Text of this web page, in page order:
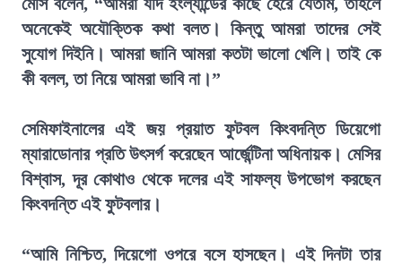
অনেকেই অযৌক্তিক কথা বলত। কিন্তু আমরা তাদের সেই
সুযোগ দিইনি। আমরা জানি আমরা কতটা ভালো খেলি। তাই কে
কী বলল, তা নিয়ে আমরা ভাবি না।”
সেমিফাইনালের এই জয় প্রয়াত ফুটবল কিংবদন্তি ডিয়েগো
ম্যারাডোনার প্রতি উৎসর্গ করেছেন আর্জেন্টিনা অধিনায়ক। মেসির
বিশ্বাস, দূর কোথাও থেকে দলের এই সাফল্য উপভোগ করছেন
কিংবদন্তি এই ফুটবলার।
“আমি নিশ্চিত, দিয়েগো ওপরে বসে হাসছেন। এই দিনটা তার